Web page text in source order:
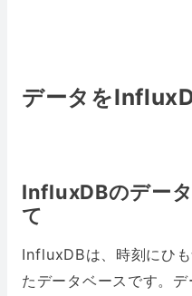
データを
InfluxDBのデー
て
InfluxDBは、時刻にひ
たデータベースです。